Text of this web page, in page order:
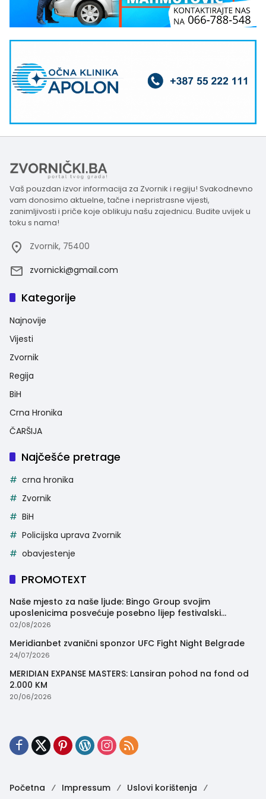
Vaš pouzdan izvor informacija za Zvornik i regiju! Svakodnevno
vam donosimo aktuelne, tačne i nepristrasne vijesti,
zanimljivosti i priče koje oblikuju našu zajednicu. Budite uvijek u
toku s nama!
Zvornik, 75400
zvornicki@gmail.com
Kategorije
Najnovije
Vijesti
Zvornik
Regija
BiH
Crna Hronika
ČARŠIJA
Najčešće pretrage
crna hronika
Zvornik
BiH
Policijska uprava Zvornik
obavjestenje
PROMOTEXT
Naše mjesto za naše ljude: Bingo Group svojim
uposlenicima posvećuje posebno lijep festivalski
trenutak
02/08/2026
Meridianbet zvanični sponzor UFC Fight Night Belgrade
24/07/2026
MERIDIAN EXPANSE MASTERS: Lansiran pohod na fond od
2.000 KM
20/06/2026
Početna Impressum
Uslovi korištenja